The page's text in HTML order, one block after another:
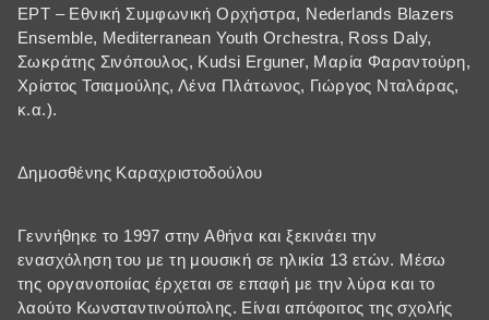
ΕΡΤ – Εθνική Συμφωνική Ορχήστρα, Nederlands Blazers
Ensemble, Mediterranean Youth Orchestra, Ross Daly,
Σωκράτης Σινόπουλος, Kudsi Erguner, Μαρία Φαραντούρη,
Χρίστος Τσιαμούλης, Λένα Πλάτωνος, Γιώργος Νταλάρας,
κ.α.).
Δημοσθένης Καραχριστοδούλου
Γεννήθηκε το 1997 στην Αθήνα και ξεκινάει την
ενασχόληση του με τη μουσική σε ηλικία 13 ετών. Μέσω
της οργανοποιίας έρχεται σε επαφή με την λύρα και το
λαούτο Κωνσταντινούπολης. Είναι απόφοιτος της σχολής